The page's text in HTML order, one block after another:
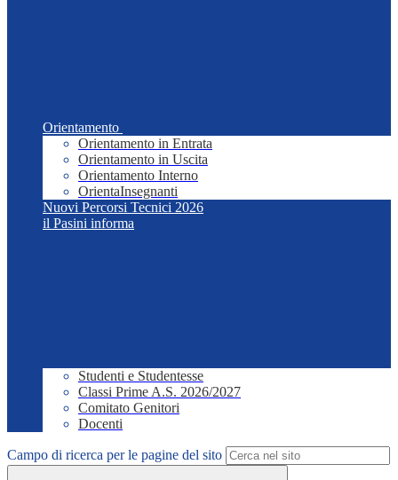
Orientamento
Orientamento in Entrata
Orientamento in Uscita
Orientamento Interno
OrientaInsegnanti
Nuovi Percorsi Tecnici 2026
il Pasini informa
Studenti e Studentesse
Classi Prime A.S. 2026/2027
Comitato Genitori
Docenti
Campo di ricerca per le pagine del sito